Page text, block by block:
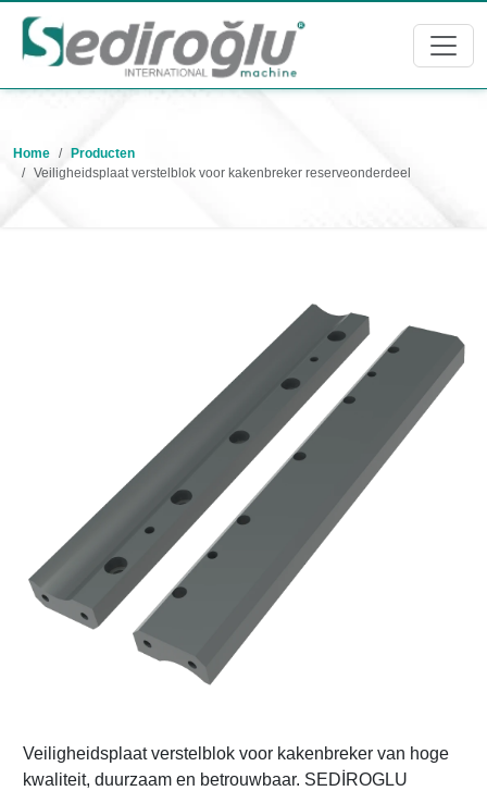
Home
Producten
Veiligheidsplaat verstelblok voor kakenbreker reserveonderdeel
Veiligheidsplaat verstelblok voor kakenbreker van hoge
kwaliteit, duurzaam en betrouwbaar. SEDİROGLU